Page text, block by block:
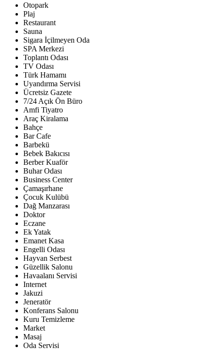
Otopark
Plaj
Restaurant
Sauna
Sigara İçilmeyen Oda
SPA Merkezi
Toplantı Odası
TV Odası
Türk Hamamı
Uyandırma Servisi
Ücretsiz Gazete
7/24 Açık Ön Büro
Amfi Tiyatro
Araç Kiralama
Bahçe
Bar Cafe
Barbekü
Bebek Bakıcısı
Berber Kuaför
Buhar Odası
Business Center
Çamaşırhane
Çocuk Kulübü
Dağ Manzarası
Doktor
Eczane
Ek Yatak
Emanet Kasa
Engelli Odası
Hayvan Serbest
Güzellik Salonu
Havaalanı Servisi
Internet
Jakuzi
Jeneratör
Konferans Salonu
Kuru Temizleme
Market
Masaj
Oda Servisi